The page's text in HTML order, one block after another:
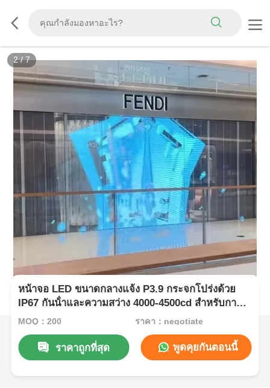
3/7
หน้าจอ LED ขนาดกลางแจ้ง P3.9 กระจกโปร่งด้วย
IP67 กันน้ําและความสว่าง 4000-4500cd สําหรับการ
แสดงสัญญาณด้านหน้าผนังวิดีโอความชัดเจนสูง
MOQ：200 ราคา：negotiate
ราคาถูกที่สุด พูดคุยกันตอนนี้